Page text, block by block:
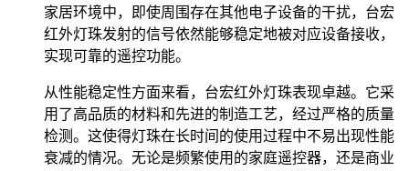
家居环境中，即使周围存在其他电子设备的干扰，台宏
红外灯珠发射的信号依然能够稳定地被对应设备接收，
实现可靠的遥控功能。
从性能稳定性方面来看，台宏红外灯珠表现卓越。它采
用了高品质的材料和先进的制造工艺，经过严格的质量
检测。这使得灯珠在长时间的使用过程中不易出现性能
衰减的情况。无论是频繁使用的家庭遥控器，还是商业